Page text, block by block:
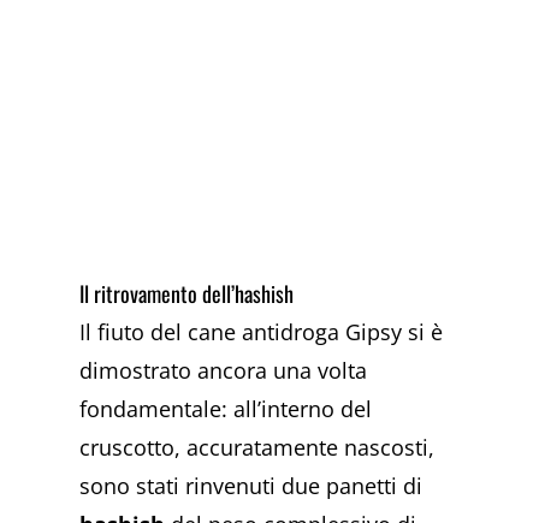
Il ritrovamento dell’hashish
Il fiuto del cane antidroga Gipsy si è
dimostrato ancora una volta
fondamentale: all’interno del
cruscotto, accuratamente nascosti,
sono stati rinvenuti due panetti di